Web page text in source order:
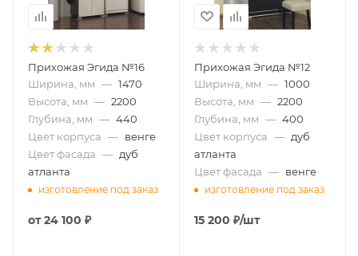
Прихожая Эгида №16
Ширина, мм — 1470
Высота, мм — 2200
Глубина, мм — 440
Цвет корпуса — венге
Цвет фасада — дуб
атланта
изготовление под заказ
от24 100 ₽
Прихожая Эгида №12
Ширина, мм — 1000
Высота, мм — 2200
Глубина, мм — 400
Цвет корпуса — дуб
атланта
Цвет фасада — венге
изготовление под заказ
15 200 ₽/шт